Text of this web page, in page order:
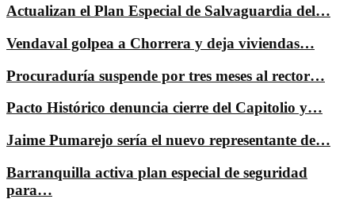
Actualizan el Plan Especial de Salvaguardia del…
Vendaval golpea a Chorrera y deja viviendas…
Procuraduría suspende por tres meses al rector…
Pacto Histórico denuncia cierre del Capitolio y…
Jaime Pumarejo sería el nuevo representante de…
Barranquilla activa plan especial de seguridad
para…